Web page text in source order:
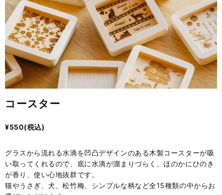
コースター
¥550(税込)
グラスから流れる水滴を凹凸デザインのある木製コースターが吸
い取ってくれるので、底に水滴が溜まりづらく、ほのかにひのき
が香り、使い心地抜群です。
猫やうさぎ、犬、松竹梅、シンプルな柄など全15種類の中からお